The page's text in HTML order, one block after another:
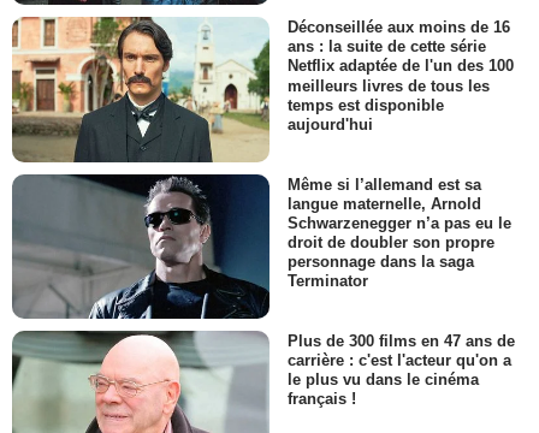
Déconseillée aux moins de 16
ans : la suite de cette série
Netflix adaptée de l'un des 100
meilleurs livres de tous les
temps est disponible
aujourd'hui
Même si l’allemand est sa
langue maternelle, Arnold
Schwarzenegger n’a pas eu le
droit de doubler son propre
personnage dans la saga
Terminator
Plus de 300 films en 47 ans de
carrière : c'est l'acteur qu'on a
le plus vu dans le cinéma
français !